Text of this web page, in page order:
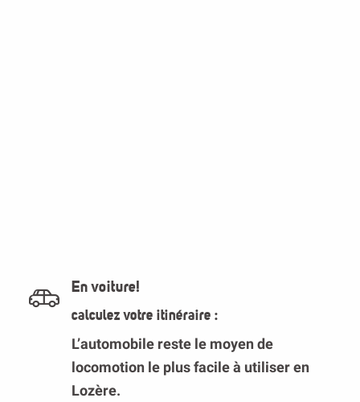
En voiture!
calculez votre itinéraire :
L’automobile reste le moyen de
locomotion le plus facile à utiliser en
Lozère.